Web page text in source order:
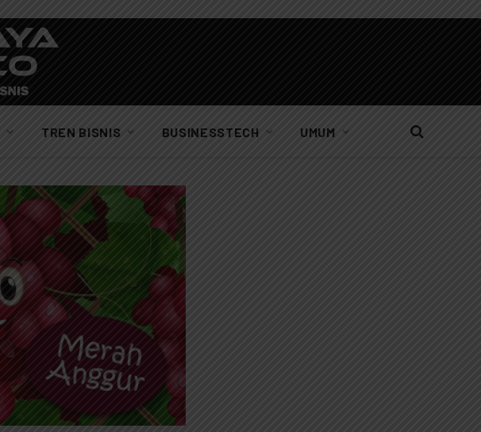
TREN BISNIS BUSINESSTECH UMUM